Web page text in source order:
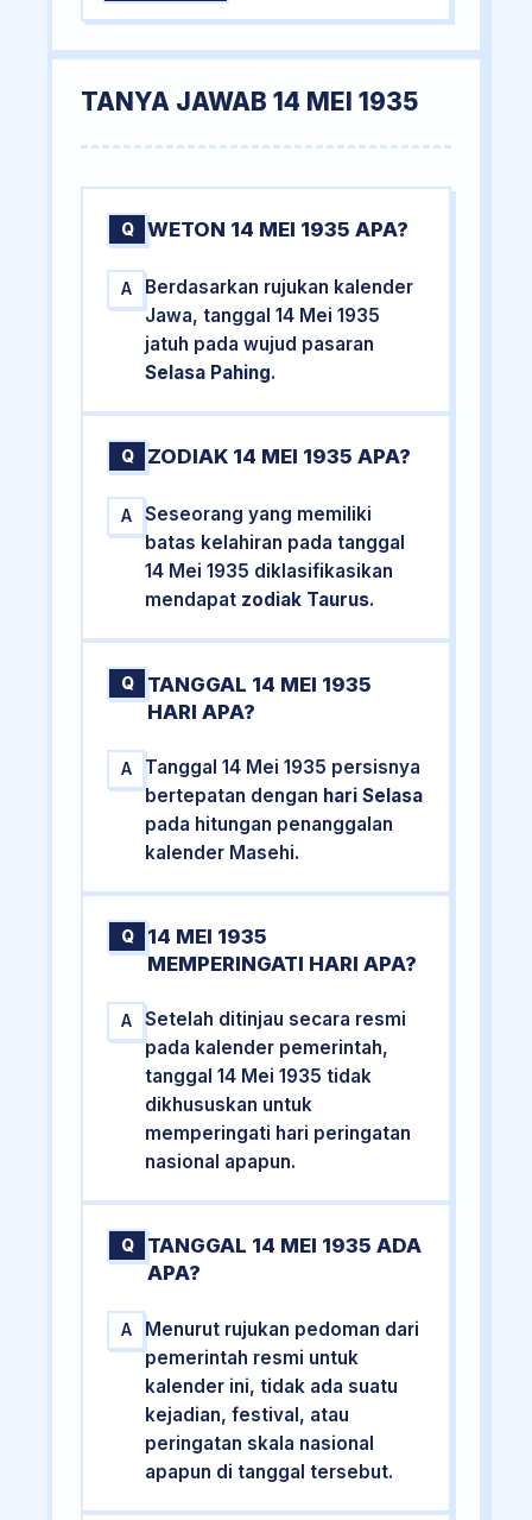
TANYA JAWAB 14 MEI 1935
Q WETON 14 MEI 1935 APA?
A
Berdasarkan rujukan kalender
Jawa, tanggal 14 Mei 1935
jatuh pada wujud pasaran
Selasa Pahing.
Q ZODIAK 14 MEI 1935 APA?
A
Seseorang yang memiliki
batas kelahiran pada tanggal
14 Mei 1935 diklasifikasikan
mendapat zodiak Taurus.
Q
TANGGAL 14 MEI 1935
HARI APA?
A
Tanggal 14 Mei 1935 persisnya
bertepatan dengan hari Selasa
pada hitungan penanggalan
kalender Masehi.
Q
14 MEI 1935
MEMPERINGATI HARI APA?
A
Setelah ditinjau secara resmi
pada kalender pemerintah,
tanggal 14 Mei 1935 tidak
dikhususkan untuk
memperingati hari peringatan
nasional apapun.
Q
TANGGAL 14 MEI 1935 ADA
APA?
A
Menurut rujukan pedoman dari
pemerintah resmi untuk
kalender ini, tidak ada suatu
kejadian, festival, atau
peringatan skala nasional
apapun di tanggal tersebut.